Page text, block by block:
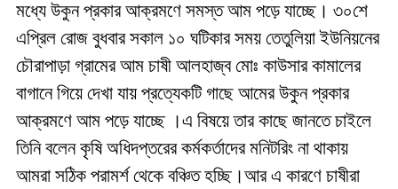
মধ্যে উকুন প্রকার আক্রমণে সমস্ত আম পড়ে যাচ্ছে। ৩০শে
এপ্রিল রোজ বুধবার সকাল ১০ ঘটিকার সময় তেতুলিয়া ইউনিয়নের
চৌরাপাড়া গ্রামের আম চাষী আলহাজ্ব মোঃ কাউসার কামালের
বাগানে গিয়ে দেখা যায় প্রত্যেকটি গাছে আমের উকুন প্রকার
আক্রমণে আম পড়ে যাচ্ছে ।এ বিষয়ে তার কাছে জানতে চাইলে
তিনি বলেন কৃষি অধিদপ্তরের কর্মকর্তাদের মনিটরিং না থাকায়
আমরা সঠিক পরামর্শ থেকে বঞ্চিত হচ্ছি।আর এ কারণে চাষীরা